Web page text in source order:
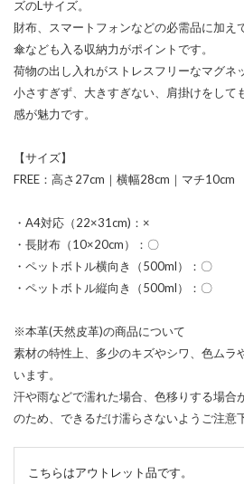
ズのLサイズ。
財布、スマートフォンなどの必需品に加え
傘なども入る収納力がポイントです。
荷物の出し入れがストレスフリーなマグネ
小さすぎず、大きすぎない、肩掛けをして
感が魅力です。
【サイズ】
FREE：高さ27cm｜横幅28cm｜マチ10cm
・A4対応（22×31cm)：×
・長財布（10×20cm）：〇
・ペットボトル横向き（500ml）：〇
・ペットボトル縦向き（500ml）：〇
※本革(天然皮革)の商品について
素材の特性上、多少のキズやシワ、色ムラ
います。
汗や雨などで濡れた場合、色移りする場合
のため、できるだけ濡らさないようご注意
こちらはアウトレット品です。